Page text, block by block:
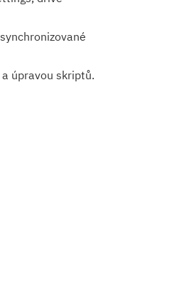
úpravou skriptů.